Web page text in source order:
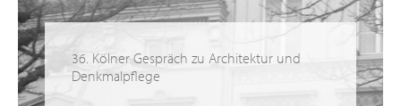
36. Kölner Gespräch zu Architektur und
Denkmalpflege